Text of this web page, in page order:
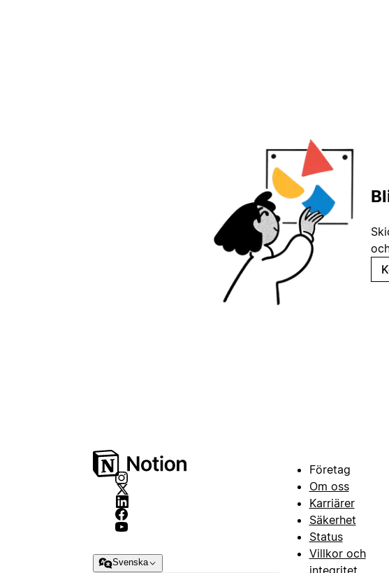
Svenska
Företag
Om oss
Karriärer
Säkerhet
Status
Villkor och